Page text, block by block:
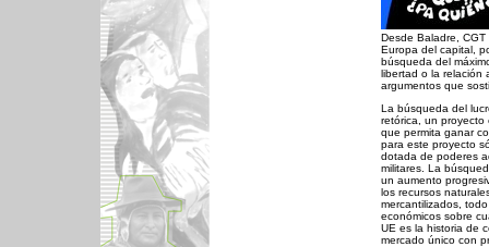
Desde Baladre,
Europa del capital,
búsqueda del
libertad o la relación
argumentos que
La búsqueda del
retórica, un proyecto
que permita ganar
para este proyecto
dotada de poderes
militares. La
un aumento
los recursos
mercantilizados,
económicos sobre
UE es la historia de
mercado único con